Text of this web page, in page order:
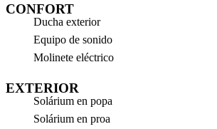
CONFORT
Ducha exterior
Equipo de sonido
Molinete eléctrico
EXTERIOR
Solárium en popa
Solárium en proa